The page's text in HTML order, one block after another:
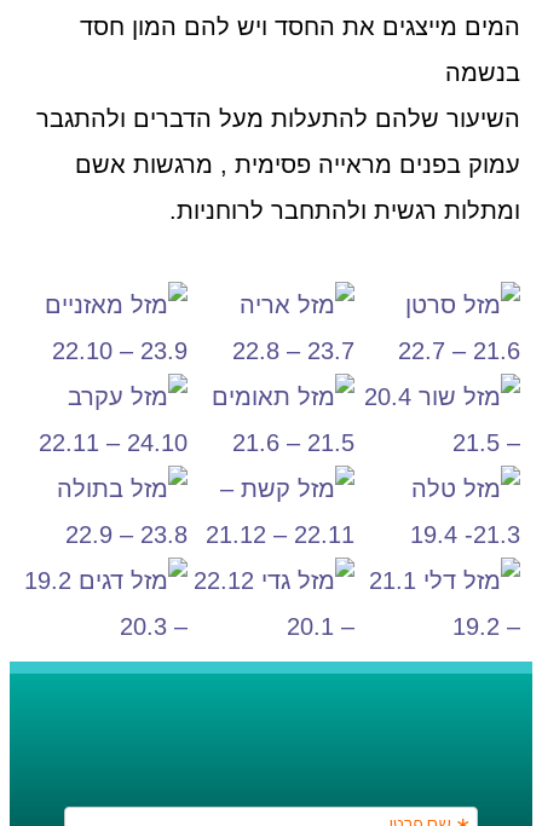
המים מייצגים את החסד ויש להם המון חסד
בנשמה
השיעור שלהם להתעלות מעל הדברים ולהתגבר
עמוק בפנים מראייה פסימית , מרגשות אשם
ומתלות רגשית ולהתחבר לרוחניות.